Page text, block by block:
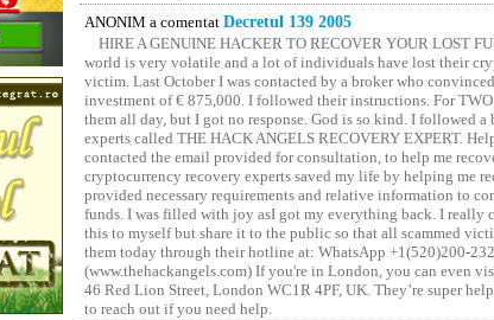
ANONIM a comentat Decretul 139 2005
HIRE A GENUINE HACKER TO RECOVER YOUR LOST
world is very volatile and a lot of individuals have lost their
victim. Last October I was contacted by a broker who
investment of € 875,000. I followed their instructions. For
them all day, but I got no response. God is so kind. I followed a
experts called THE HACK ANGELS RECOVERY EXPERT.
contacted the email provided for consultation, to help me
cryptocurrency recovery experts saved my life by helping me
provided necessary requirements and relative information to
funds. I was filled with joy asI got my everything back. I really
this to myself but share it to the public so that all scammed
them today through their hotline at: WhatsApp +1(520)200-
(www.thehackangels.com) If you're in London, you can even
46 Red Lion Street, London WC1R 4PF, UK. They’re super
to reach out if you need help.